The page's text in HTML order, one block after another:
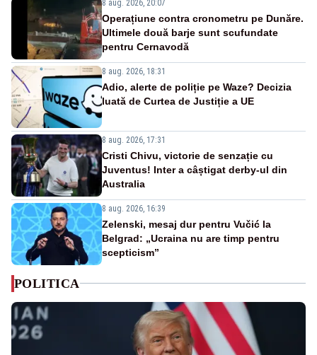
8 aug. 2026, 20:07
Operațiune contra cronometru pe Dunăre.
Ultimele două barje sunt scufundate
pentru Cernavodă
8 aug. 2026, 18:31
Adio, alerte de poliție pe Waze? Decizia
luată de Curtea de Justiție a UE
8 aug. 2026, 17:31
Cristi Chivu, victorie de senzație cu
Juventus! Inter a câștigat derby-ul din
Australia
8 aug. 2026, 16:39
Zelenski, mesaj dur pentru Vučić la
Belgrad: „Ucraina nu are timp pentru
scepticism”
POLITICA